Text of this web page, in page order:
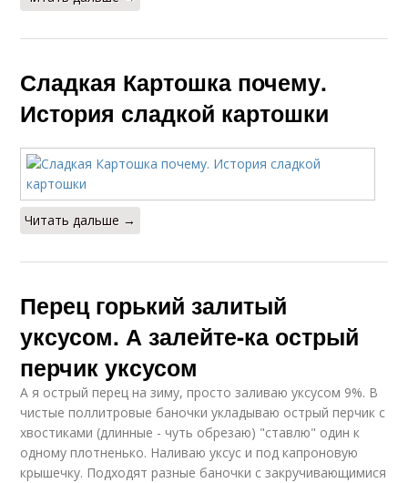
Сладкая Картошка почему.
История сладкой картошки
Читать дальше →
Перец горький залитый
уксусом. А залейте-ка острый
перчик уксусом
А я острый перец на зиму, просто заливаю уксусом 9%. В
чистые поллитровые баночки укладываю острый перчик с
хвостиками (длинные - чуть обрезаю) "ставлю" один к
одному плотненько. Наливаю уксус и под капроновую
крышечку. Подходят разные баночки с закручивающимися